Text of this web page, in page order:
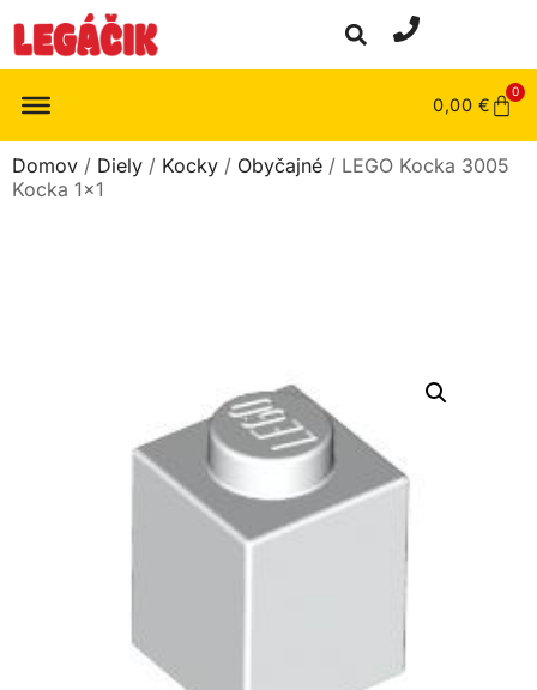
0,00 €
0
Domov / Diely / Kocky / Obyčajné / LEGO Kocka 3005
Kocka 1×1